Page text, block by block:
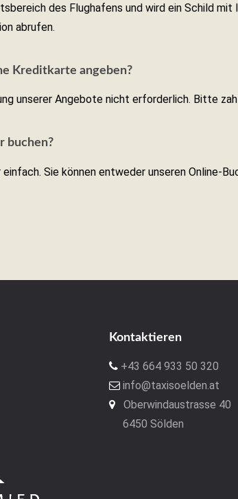
des Flughafens und wird ein Schild
abrufen.
Kreditkarte angeben?
unserer Angebote nicht erforderlich. Bitte
buchen?
Sie können entweder unseren Online-
Kontaktieren
+43 664 933 50 320
info@taxisoelden.at
Oberwindaustrasse 40
6450 Sölden